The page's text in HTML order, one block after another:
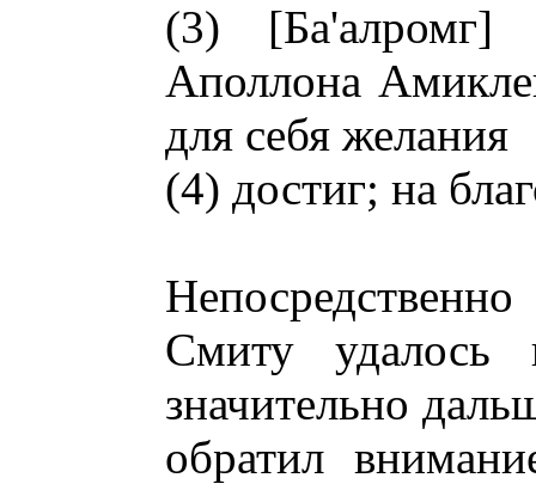
(3)
Аполлона
для себя желания
(4) достиг; на
Смиту удалось
значительно
обратил